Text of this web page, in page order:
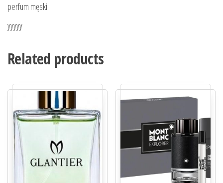
perfum męski
yyyyy
Related products